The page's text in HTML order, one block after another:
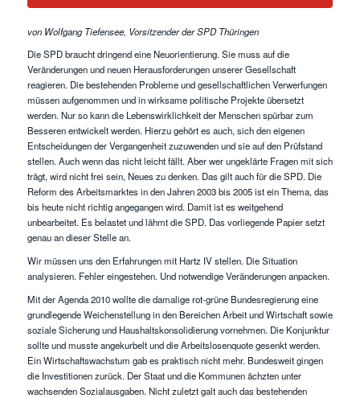
von Wolfgang Tiefensee, Vorsitzender der SPD Thüringen
Die SPD braucht dringend eine Neuorientierung. Sie muss auf die
Veränderungen und neuen Herausforderungen unserer Gesellschaft
reagieren. Die bestehenden Probleme und gesellschaftlichen Verwerfungen
müssen aufgenommen und in wirksame politische Projekte übersetzt
werden. Nur so kann die Lebenswirklichkeit der Menschen spürbar zum
Besseren entwickelt werden. Hierzu gehört es auch, sich den eigenen
Entscheidungen der Vergangenheit zuzuwenden und sie auf den Prüfstand
stellen. Auch wenn das nicht leicht fällt. Aber wer ungeklärte Fragen mit sich
trägt, wird nicht frei sein, Neues zu denken. Das gilt auch für die SPD. Die
Reform des Arbeitsmarktes in den Jahren 2003 bis 2005 ist ein Thema, das
bis heute nicht richtig angegangen wird. Damit ist es weitgehend
unbearbeitet. Es belastet und lähmt die SPD. Das vorliegende Papier setzt
genau an dieser Stelle an.
Wir müssen uns den Erfahrungen mit Hartz IV stellen. Die Situation
analysieren. Fehler eingestehen. Und notwendige Veränderungen anpacken.
Mit der Agenda 2010 wollte die damalige rot-grüne Bundesregierung eine
grundlegende Weichenstellung in den Bereichen Arbeit und Wirtschaft sowie
soziale Sicherung und Haushaltskonsolidierung vornehmen. Die Konjunktur
sollte und musste angekurbelt und die Arbeitslosenquote gesenkt werden.
Ein Wirtschaftswachstum gab es praktisch nicht mehr. Bundesweit gingen
die Investitionen zurück. Der Staat und die Kommunen ächzten unter
wachsenden Sozialausgaben. Nicht zuletzt galt auch das bestehenden